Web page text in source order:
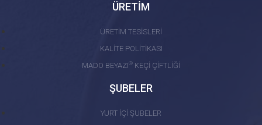
ÜRETİM
ÜRETİM TESİSLERİ
KALİTE POLİTİKASI
MADO BEYAZI® KEÇİ ÇİFTLİĞİ
ŞUBELER
YURT İÇİ ŞUBELER